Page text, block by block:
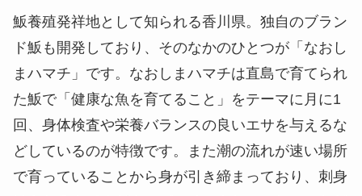
魬養殖発祥地として知られる香川県。独自のブラン
ド魬も開発しており、そのなかのひとつが「なおし
まハマチ」です。なおしまハマチは直島で育てられ
た魬で「健康な魚を育てること」をテーマに月に1
回、身体検査や栄養バランスの良いエサを与えるな
どしているのが特徴です。また潮の流れが速い場所
で育っていることから身が引き締まっており、刺身